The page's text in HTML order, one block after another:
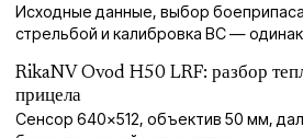
Исходные данные, выбор
стрельбой и калибровка BC —
RikaNV Ovod H50 LRF: разбор
прицела
Сенсор 640×512, объектив 50 мм,